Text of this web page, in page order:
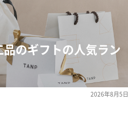
のギフトの人気ラン
2026年8月5日